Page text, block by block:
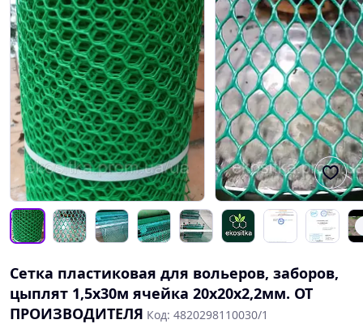
Сетка пластиковая для вольеров, заборов,
цыплят 1,5х30м ячейка 20х20х2,2мм. ОТ
ПРОИЗВОДИТЕЛЯ Код: 4820298110030/1